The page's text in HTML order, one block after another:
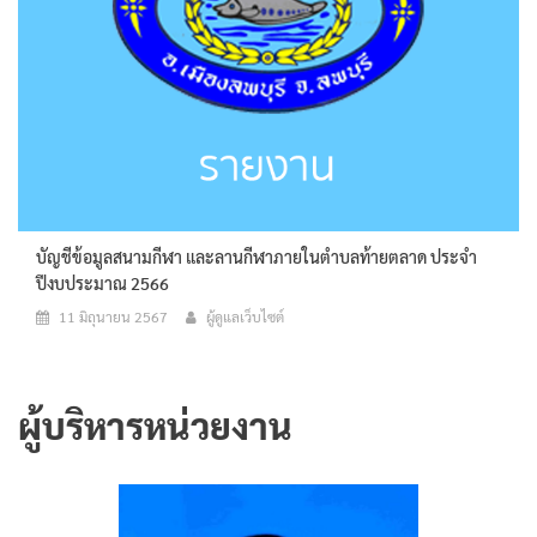
บัญชีข้อมูลสนามกีฬา และลานกีฬาภายในตำบลท้ายตลาด ประจำ
ปีงบประมาณ 2566
11 มิถุนายน 2567 ผู้ดูแลเว็บไซต์
ผู้บริหารหน่วยงาน